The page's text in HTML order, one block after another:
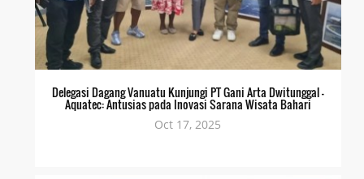
Delegasi Dagang Vanuatu Kunjungi PT Gani Arta Dwitunggal –
Aquatec: Antusias pada Inovasi Sarana Wisata Bahari
Oct 17, 2025